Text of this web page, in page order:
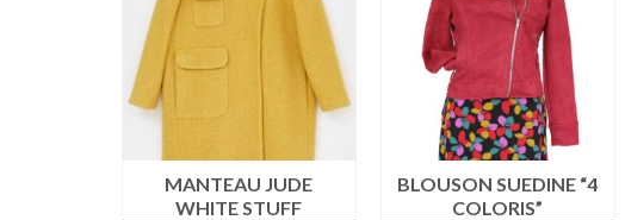
MANTEAU JUDE
WHITE STUFF
BLOUSON SUEDINE “4
COLORIS”